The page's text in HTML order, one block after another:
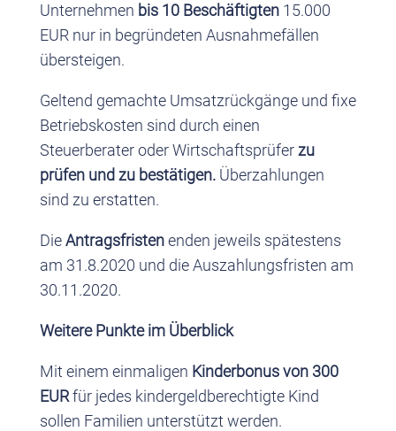
Unternehmen bis 10 Beschäftigten15.000
EUR nur in begründeten Ausnahmefällen
übersteigen.
Geltend gemachte Umsatzrückgänge und fixe
Betriebskosten sind durch einen
Steuerberater oder Wirtschaftsprüferzu
prüfen und zu bestätigen. Überzahlungen
sind zu erstatten.
DieAntragsfristenenden jeweils spätestens
am 31.8.2020 und die Auszahlungsfristen am
30.11.2020.
Weitere Punkte im Überblick
Mit einem einmaligen Kinderbonus von 300
EURfür jedes kindergeldberechtigte Kind
sollen Familien unterstützt werden.